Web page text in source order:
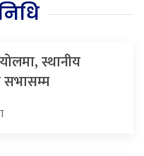
स्थानीय
सभासम्म